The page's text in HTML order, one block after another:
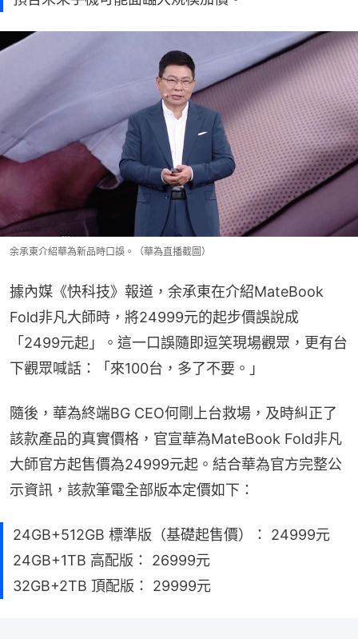
余承東介紹華為新品時口誤。（華為直播截圖）
據內媒《快科技》報道，余承東在介紹MateBook
Fold非凡大師時，將24999元的起步價誤說成
「2499元起」。這一口誤隨即逗笑現場觀眾，更有台
下觀眾喊話：「來100台，多了不要。」
隨後，華為終端BG CEO何剛上台救場，及時糾正了
該款產品的真實價格，官宣華為MateBook Fold非凡
大師官方起售價為24999元起。結合華為官方完整公
示資訊，該款筆電全部版本定價如下：
24GB+512GB 標準版（基礎起售價）： 24999元
24GB+1TB 高配版： 26999元
32GB+2TB 頂配版： 29999元